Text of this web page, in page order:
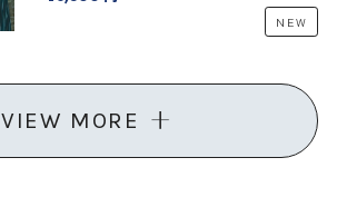
NEW
VIEW MORE